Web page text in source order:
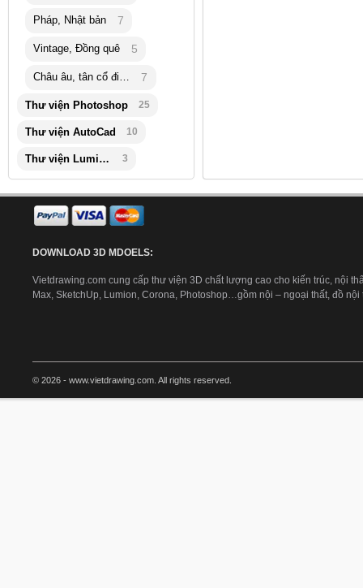
Pháp, Nhật bản 7
Vintage, Đồng quê 5
Châu âu, tân cổ điển 7
Thư viện Photoshop 25
Thư viện AutoCad 10
Thư viện Lumion 3
DOWNLOAD 3D MDOELS:
Vietdrawing.com cung cấp thư viện 3D chất lượng cao cho kiến trúc, nội
Max, SketchUp, Lumion, Corona, Photoshop…gồm nội – ngoại thất, đồ nội
© 2026 - www.vietdrawing.com. All rights reserved.